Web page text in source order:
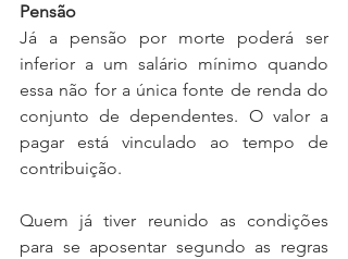
Pensão
Já a pensão por morte poderá ser
inferior a um salário mínimo quando
essa não for a única fonte de renda do
conjunto de dependentes. O valor a
pagar está vinculado ao tempo de
contribuição.
Quem já tiver reunido as condições
para se aposentar segundo as regras